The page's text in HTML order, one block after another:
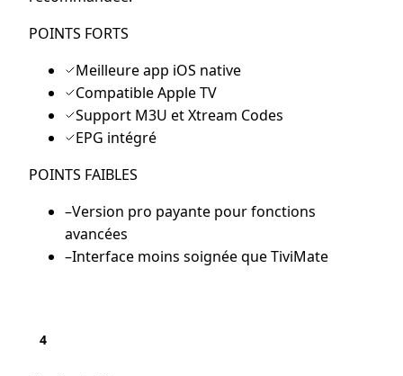
POINTS FORTS
Meilleure app iOS native
Compatible Apple TV
Support M3U et Xtream Codes
EPG intégré
POINTS FAIBLES
–Version pro payante pour fonctions
avancées
–Interface moins soignée que TiviMate
4